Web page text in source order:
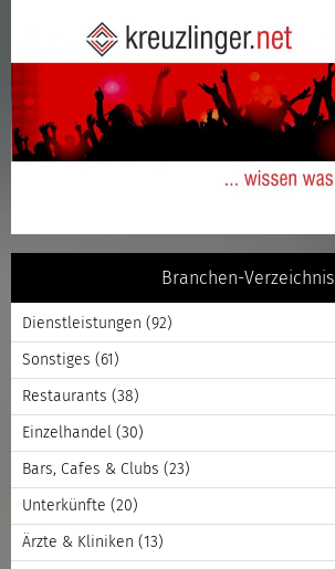
Branchen-Verzeichnis
Dienstleistungen (92)
Sonstiges (61)
Restaurants (38)
Einzelhandel (30)
Bars, Cafes & Clubs (23)
Unterkünfte (20)
Ärzte & Kliniken (13)